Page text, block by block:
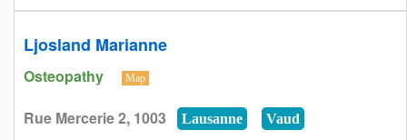
Ljosland Marianne
Osteopathy Map
Rue Mercerie 2, 1003 Lausanne Vaud